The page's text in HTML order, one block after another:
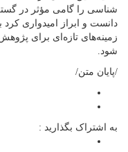
شناسی را گامی مؤثر در
دانست و ابراز امیدواری کرد
زمینه‌های تازه‌ای برای
شود.
/پایان متن/
به اشتراک بگذارید :